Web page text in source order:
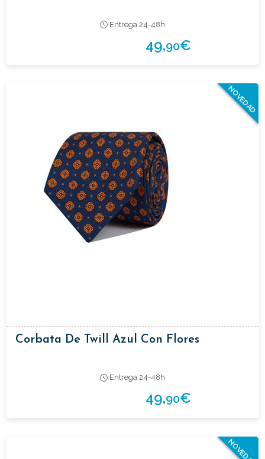
Entrega 24-48h
49,90€
NOVEDAD
Corbata De Twill Azul Con Flores
Entrega 24-48h
49,90€
NOVEDAD